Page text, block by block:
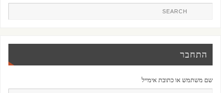
התחבר
שם משתמש או כתובת אימייל